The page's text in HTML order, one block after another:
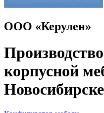
ООО «Керулен»
корпусной
Новосибирске